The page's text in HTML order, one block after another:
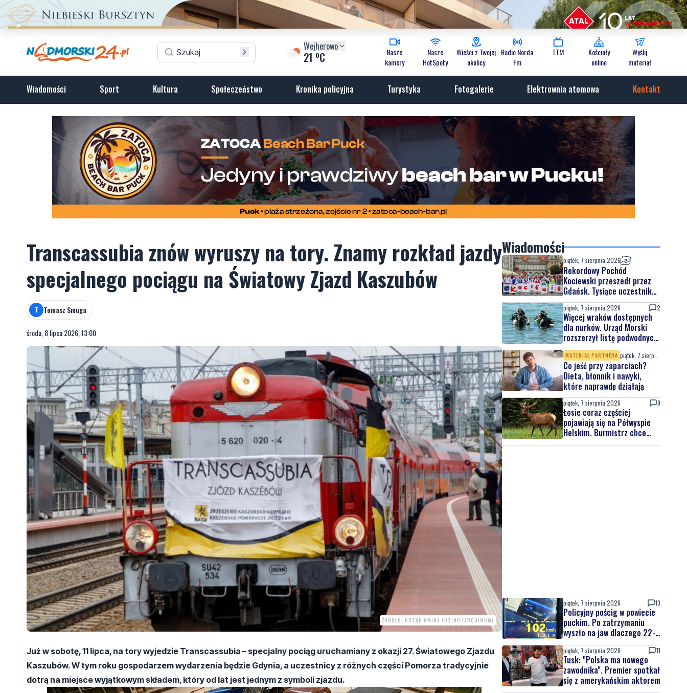
Wejherowo
21 oC
Nasze
kamery
Nasze
HotSpoty
Wieści z Twojej
okolicy
Radio Norda
Fm
TTM
Kościoły
online
Wyślij
materiał
Wiadomości Sport Kultura Społeczeństwo Kronika policyjna Turystyka Fotogalerie Elektrownia atomowa Kontakt
Transcassubia znów wyruszy na tory. Znamy rozkład jazdy
specjalnego pociągu na Światowy Zjazd Kaszubów
T Tomasz Smuga
środa, 8 lipca 2026, 13:00
ŹRÓDŁO: URZĄD GMINY LUZINO (ARCHIWUM)
Już w sobotę, 11 lipca, na tory wyjedzie Transcassubia – specjalny pociąg uruchamiany z okazji 27. Światowego Zjazdu
Kaszubów. W tym roku gospodarzem wydarzenia będzie Gdynia, a uczestnicy z różnych części Pomorza tradycyjnie
dotrą na miejsce wyjątkowym składem, który od lat jest jednym z symboli zjazdu.
Wiadomości
piątek, 7 sierpnia 2026
Rekordowy Pochód
Kociewski przeszedł przez
Gdańsk. Tysiące uczestników
na jubileuszowej edycji
piątek, 7 sierpnia 2026 2
Więcej wraków dostępnych
dla nurków. Urząd Morski
rozszerzył listę podwodnych
atrakcji
MATERIAŁ PARTNERA
Co jeść przy zaparciach?
Dieta, błonnik i nawyki,
które naprawdę działają
piątek, 7 sierpnia 2026 9
Łosie coraz częściej
pojawiają się na Półwyspie
Helskim. Burmistrz chce
nowych znaków drogowych
piątek, 7 sierpnia 2026 13
Policyjny pościg w powiecie
puckim. Po zatrzymaniu
wyszło na jaw dlaczego 22-
latek uciekał
piątek, 7 sierpnia 2026 11
Tusk: "Polska ma nowego
zawodnika". Premier spotkał
się z amerykańskim aktorem